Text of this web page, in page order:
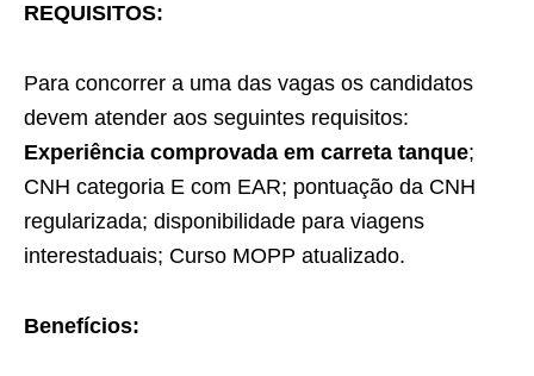
REQUISITOS:
Para concorrer a uma das vagas os candidatos
devem atender aos seguintes requisitos:
Experiência comprovada em carreta tanque;
CNH categoria E com EAR; pontuação da CNH
regularizada; disponibilidade para viagens
interestaduais; Curso MOPP atualizado.
Benefícios: